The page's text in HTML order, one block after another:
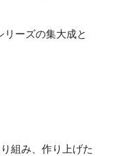
ーズの集大成と
組み、作り上げた